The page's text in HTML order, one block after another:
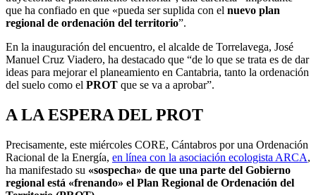
que ha confiado en que «pueda ser suplida con el nuevo plan
regional de ordenación del territorio”.
En la inauguración del encuentro, el alcalde de Torrelavega, José
Manuel Cruz Viadero, ha destacado que “de lo que se trata es de dar
ideas para mejorar el planeamiento en Cantabria, tanto la ordenación
del suelo como el PROT que se va a aprobar”.
A LA ESPERA DEL PROT
Precisamente, este miércoles CORE, Cántabros por una Ordenación
Racional de la Energía, en línea con la asociación ecologista ARCA,
ha manifestado su «sospecha» de que una parte del Gobierno
regional está «frenando» el Plan Regional de Ordenación del